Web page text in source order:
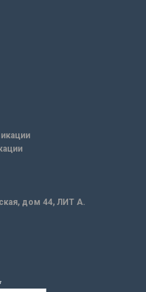
дом 44, ЛИТ А.